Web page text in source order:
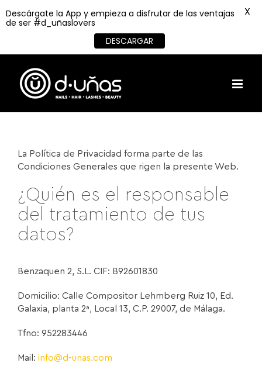
content
La Política de Privacidad forma parte de las
Condiciones Generales que rigen la presente Web.
¿Quién es el responsable
del tratamiento de tus
datos?
Benzaquen 2, S.L. CIF: B92601830
Domicilio: Calle Compositor Lehmberg Ruiz 10, Ed.
Galaxia, planta 2ª, Local 13, C.P. 29007, de Málaga.
Tfno: 952283446
Mail: info@d-unas.com
Descárgate la App y empieza a disfrutar de las ventajas
de ser #d_uñaslovers
DESCARGAR
X